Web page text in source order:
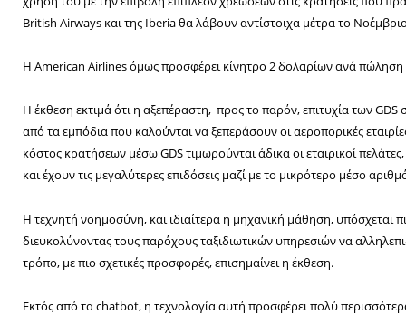
British Airways και της Iberia θα λάβουν αντίστοιχα μέτρα το
Η American Airlines όμως προσφέρει κίνητρο 2 δολαρίων ανά πώληση
Η έκθεση εκτιμά ότι η αξεπέραστη, προς το παρόν, επιτυχία των
από τα εμπόδια που καλούνται να ξεπεράσουν οι αεροπορικές
κόστος κρατήσεων μέσω GDS τιμωρούνται άδικα οι εταιρικοί
και έχουν τις μεγαλύτερες επιδόσεις μαζί με το μικρότερο μέσο
Η τεχνητή νοημοσύνη, και ιδιαίτερα η μηχανική μάθηση, υπόσχεται
διευκολύνοντας τους παρόχους ταξιδιωτικών υπηρεσιών να
τρόπο, με πιο σχετικές προσφορές, επισημαίνει η έκθεση.
Εκτός από τα chatbot, η τεχνολογία αυτή προσφέρει πολύ